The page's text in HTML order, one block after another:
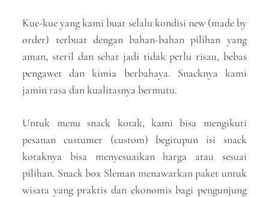
Kue-kue yang kami buat selalu kondisi new (made by
order) terbuat dengan bahan-bahan pilihan yang
aman, steril dan sehat jadi tidak perlu risau, bebas
pengawet dan kimia berbahaya. Snacknya kami
jamin rasa dan kualitasnya bermutu.
Untuk menu snack kotak, kami bisa mengikuti
pesanan custumer (custom) begitupun isi snack
kotaknya bisa menyesuaikan harga atau sesuai
pilihan. Snack box Sleman menawarkan paket untuk
wisata yang praktis dan ekonomis bagi pengunjung